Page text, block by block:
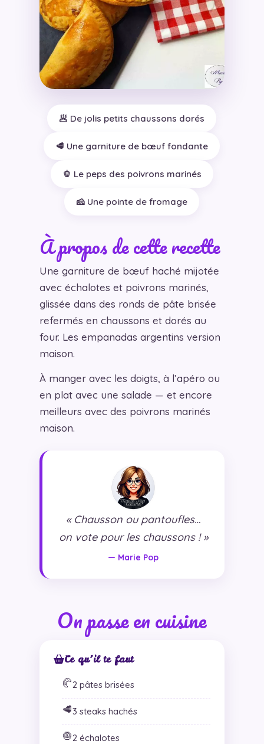
🥟 De jolis petits chaussons dorés
🥩 Une garniture de bœuf fondante
🫑 Le peps des poivrons marinés
🧀 Une pointe de fromage
À propos de cette recette
Une garniture de bœuf haché mijotée
avec échalotes et poivrons marinés,
glissée dans des ronds de pâte brisée
refermés en chaussons et dorés au
four. Les empanadas argentins version
maison.
À manger avec les doigts, à l’apéro ou
en plat avec une salade — et encore
meilleurs avec des poivrons marinés
maison.
« Chausson ou pantoufles…
on vote pour les chaussons ! »
— Marie Pop
On passe en cuisine
Ce qu’il te faut
🥐2 pâtes brisées
🥩3 steaks hachés
🧅2 échalotes